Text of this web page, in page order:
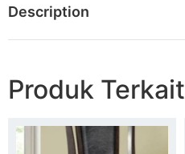
Description
Produk Terkait